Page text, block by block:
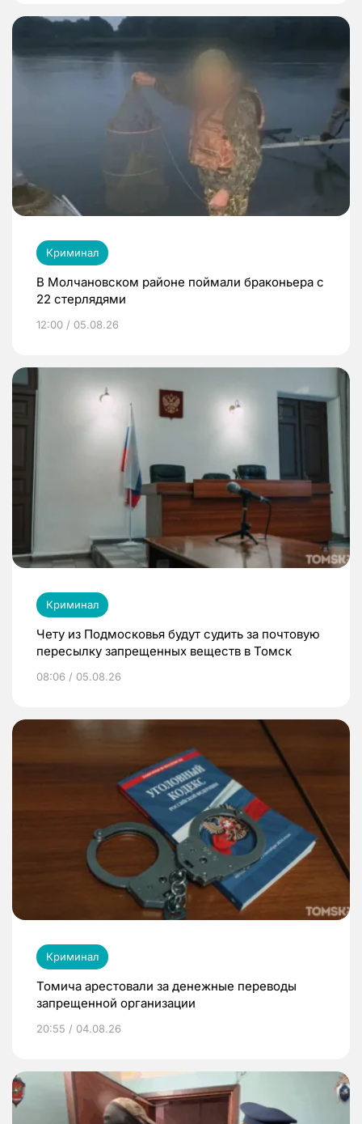
Криминал
В Молчановском районе поймали браконьера с
22 стерлядями
12:00 / 05.08.26
Криминал
Чету из Подмосковья будут судить за почтовую
пересылку запрещенных веществ в Томск
08:06 / 05.08.26
Криминал
Томича арестовали за денежные переводы
запрещенной организации
20:55 / 04.08.26